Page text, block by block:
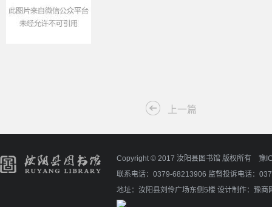
上一篇
Copyright © 2017 汝阳县图书馆 版权所有 豫
联系电话：0379-68213906 监督投诉电话：
地址：汝阳县刘伶广场东侧5楼 设计制作： 豫商